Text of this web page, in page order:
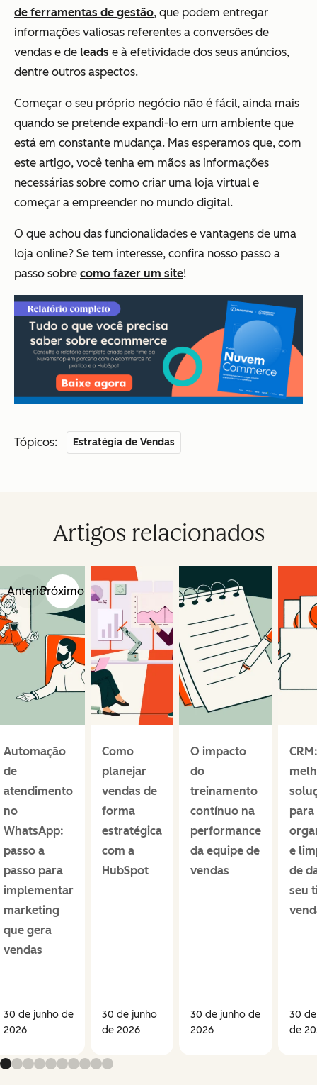
de ferramentas de gestão, que podem entregar
informações valiosas referentes a conversões de
vendas e de leads e à efetividade dos seus anúncios,
dentre outros aspectos.
Começar o seu próprio negócio não é fácil, ainda mais
quando se pretende expandi-lo em um ambiente que
está em constante mudança. Mas esperamos que, com
este artigo, você tenha em mãos as informações
necessárias sobre como criar uma loja virtual e
começar a empreender no mundo digital.
O que achou das funcionalidades e vantagens de uma
loja online? Se tem interesse, confira nosso passo a
passo sobre como fazer um site!
Tópicos: Estratégia de Vendas
Artigos relacionados
AnteriorPróximo
Automação
de
atendimento
no
WhatsApp:
passo a
passo para
implementar
marketing
que gera
vendas
30 de junho de
2026
Como
planejar
vendas de
forma
estratégica
com a
HubSpot
30 de junho
de 2026
O impacto
do
treinamento
contínuo na
performance
da equipe de
vendas
30 de junho de
2026
para
e
de
seu
30
de